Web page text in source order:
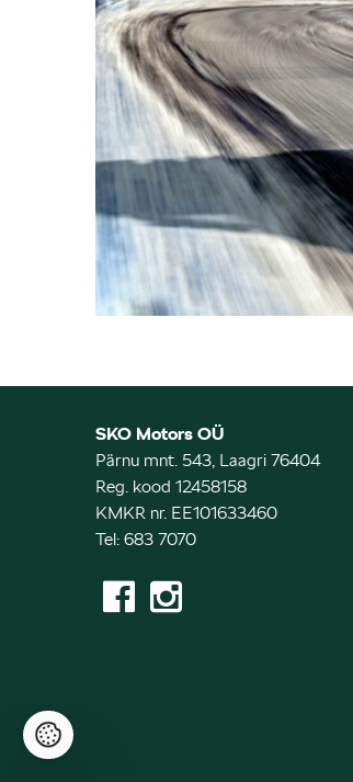
SKO Motors OÜ
Pärnu mnt. 543, Laagri 76404
Reg. kood 12458158
KMKR nr. EE101633460
Tel: 683 7070